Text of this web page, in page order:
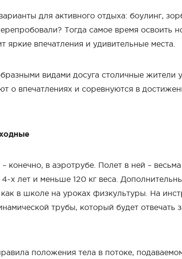
для активного отдыха: боулинг,
Тогда самое время освоить
яркие впечатления и удивительные места.
видами досуга столичные жители
о впечатлениях и соревнуются в
конечно, в аэротрубе. Полет в ней –
лет и меньше 120 кг веса.
в школе на уроках физкультуры. На
трубы, который будет отвечать
положения тела в потоке,